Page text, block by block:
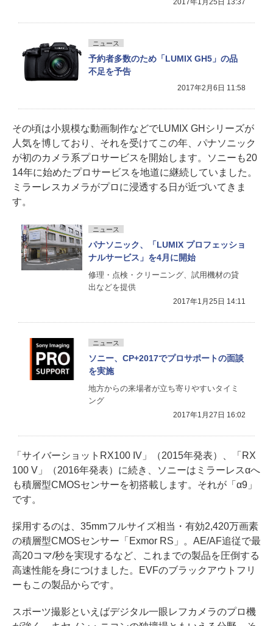
2017年1月25日 13:37
ニュース
予約者多数のため「LUMIX GH5」の品
不足を予告
2017年2月6日 11:58
その頃は小規模な動画制作などでLUMIX GHシリーズが
人気を博しており、それを受けてこの年、パナソニック
が初のカメラ系プロサービスを開始します。ソニーも20
14年に始めたプロサービスを地道に継続していました。
ミラーレスカメラがプロに浸透する日が近づいてきま
す。
ニュース
パナソニック、「LUMIX プロフェッショ
ナルサービス」を4月に開始
修理・点検・クリーニング、試用機材の貸
出などを提供
2017年1月25日 14:11
ニュース
ソニー、CP+2017でプロサポートの面談
を実施
地方からの来場者が立ち寄りやすいタイミ
ング
2017年1月27日 16:02
「サイバーショットRX100 IV」（2015年発表）、「RX
100 V」（2016年発表）に続き、ソニーはミラーレスαへ
も積層型CMOSセンサーを初搭載します。それが「α9」
です。
採用するのは、35mmフルサイズ相当・有効2,420万画素
の積層型CMOSセンサー「Exmor RS」。AE/AF追従で最
高20コマ/秒を実現するなど、これまでの製品を圧倒する
高速性能を身につけました。EVFのブラックアウトフリ
ーもこの製品からです。
スポーツ撮影といえばデジタル一眼レフカメラのプロ機